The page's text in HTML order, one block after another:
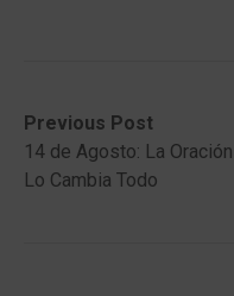
Post
navigation
Previous Post
Previous
post:14 de Agosto: La Oración
Lo Cambia Todo
Next
post: